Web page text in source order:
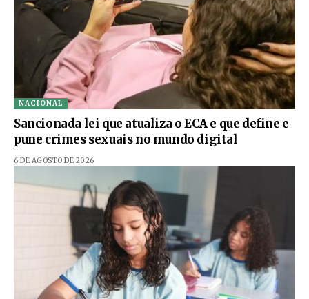
NACIONAL
Sancionada lei que atualiza o ECA e que define e
pune crimes sexuais no mundo digital
6 DE AGOSTO DE 2026